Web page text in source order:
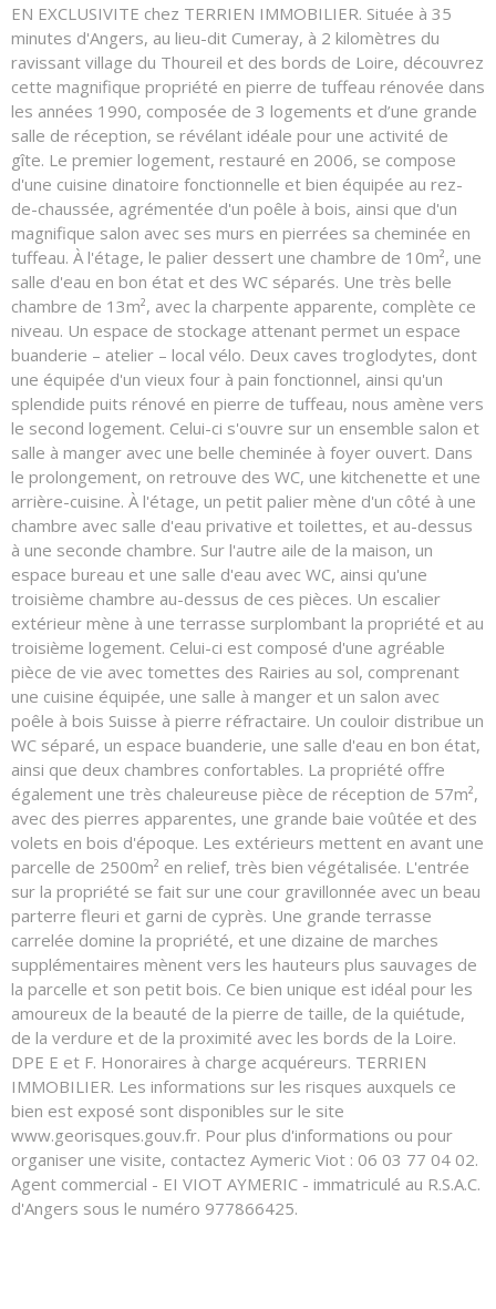
EN EXCLUSIVITE chez TERRIEN IMMOBILIER. Située à 35
minutes d'Angers, au lieu-dit Cumeray, à 2 kilomètres du
ravissant village du Thoureil et des bords de Loire, découvrez
cette magnifique propriété en pierre de tuffeau rénovée dans
les années 1990, composée de 3 logements et d’une grande
salle de réception, se révélant idéale pour une activité de
gîte. Le premier logement, restauré en 2006, se compose
d'une cuisine dinatoire fonctionnelle et bien équipée au rez-
de-chaussée, agrémentée d'un poêle à bois, ainsi que d'un
magnifique salon avec ses murs en pierrées sa cheminée en
tuffeau. À l'étage, le palier dessert une chambre de 10m², une
salle d'eau en bon état et des WC séparés. Une très belle
chambre de 13m², avec la charpente apparente, complète ce
niveau. Un espace de stockage attenant permet un espace
buanderie – atelier – local vélo. Deux caves troglodytes, dont
une équipée d'un vieux four à pain fonctionnel, ainsi qu'un
splendide puits rénové en pierre de tuffeau, nous amène vers
le second logement. Celui-ci s'ouvre sur un ensemble salon et
salle à manger avec une belle cheminée à foyer ouvert. Dans
le prolongement, on retrouve des WC, une kitchenette et une
arrière-cuisine. À l'étage, un petit palier mène d'un côté à une
chambre avec salle d'eau privative et toilettes, et au-dessus
à une seconde chambre. Sur l'autre aile de la maison, un
espace bureau et une salle d'eau avec WC, ainsi qu'une
troisième chambre au-dessus de ces pièces. Un escalier
extérieur mène à une terrasse surplombant la propriété et au
troisième logement. Celui-ci est composé d'une agréable
pièce de vie avec tomettes des Rairies au sol, comprenant
une cuisine équipée, une salle à manger et un salon avec
poêle à bois Suisse à pierre réfractaire. Un couloir distribue un
WC séparé, un espace buanderie, une salle d'eau en bon état,
ainsi que deux chambres confortables. La propriété offre
également une très chaleureuse pièce de réception de 57m²,
avec des pierres apparentes, une grande baie voûtée et des
volets en bois d'époque. Les extérieurs mettent en avant une
parcelle de 2500m² en relief, très bien végétalisée. L'entrée
sur la propriété se fait sur une cour gravillonnée avec un beau
parterre fleuri et garni de cyprès. Une grande terrasse
carrelée domine la propriété, et une dizaine de marches
supplémentaires mènent vers les hauteurs plus sauvages de
la parcelle et son petit bois. Ce bien unique est idéal pour les
amoureux de la beauté de la pierre de taille, de la quiétude,
de la verdure et de la proximité avec les bords de la Loire.
DPE E et F. Honoraires à charge acquéreurs. TERRIEN
IMMOBILIER. Les informations sur les risques auxquels ce
bien est exposé sont disponibles sur le site
www.georisques.gouv.fr. Pour plus d'informations ou pour
organiser une visite, contactez Aymeric Viot : 06 03 77 04 02.
Agent commercial - EI VIOT AYMERIC - immatriculé au R.S.A.C.
d'Angers sous le numéro 977866425.